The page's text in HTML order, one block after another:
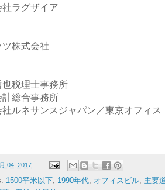
ラグザイア
ツ株式会社
也税理士事務所
計総合事務所
ルネサンスジャパン／東京オフィス
04, 2017
1500平米以下, 1990年代, オフィスビル, 主要